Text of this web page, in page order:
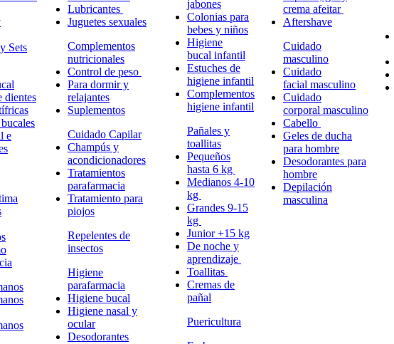
Sets
dientes
e
Lubricantes
Juguetes sexuales
Complementos
nutricionales
Control de peso
Para dormir y
relajantes
Suplementos
Cuidado Capilar
Champús y
acondicionadores
Tratamientos
parafarmacia
Tratamiento para
piojos
Repelentes de
insectos
Higiene
parafarmacia
Higiene bucal
Higiene nasal y
ocular
Desodorantes
jabones
Colonias para
bebes y niños
Higiene
bucal infantil
Estuches de
higiene infantil
Complementos
higiene infantil
Pañales y
toallitas
Pequeños
hasta 6 kg
Medianos 4-10
kg
Grandes 9-15
kg
Junior +15 kg
De noche y
aprendizaje
Toallitas
Cremas de
pañal
Puericultura
crema afeitar
Aftershave
Cuidado
masculino
Cuidado
facial masculino
Cuidado
corporal masculino
Cabello
Geles de ducha
para hombre
Desodorantes para
hombre
Depilación
masculina